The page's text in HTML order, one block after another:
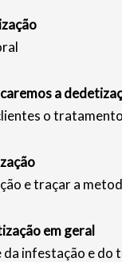
a
o
e traçar a
em geral
da infestação e